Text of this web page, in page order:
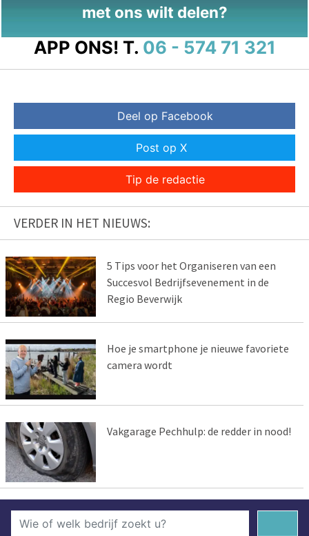
met ons wilt delen?
APP ONS! T. 06 - 574 71 321
Deel op Facebook
Post op X
Tip de redactie
VERDER IN HET NIEUWS:
5 Tips voor het Organiseren van een
Succesvol Bedrijfsevenement in de
Regio Beverwijk
Hoe je smartphone je nieuwe favoriete
camera wordt
Vakgarage Pechhulp: de redder in nood!